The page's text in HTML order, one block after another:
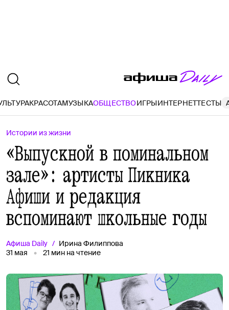
КРАСОТАМУЗЫКАОБЩЕСТВОИГРЫИНТЕРНЕТТЕСТЫ
Истории из жизни
«Выпускной в поминальном
зале»: артисты Пикника
Афиши и редакция
вспоминают школьные годы
Афиша Daily
Ирина Филиппова
31 мая
21 мин на чтение